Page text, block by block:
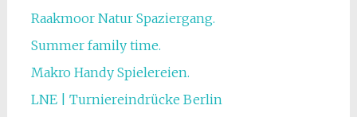
Raakmoor Natur Spaziergang.
Summer family time.
Makro Handy Spielereien.
LNE | Turniereindrücke Berlin